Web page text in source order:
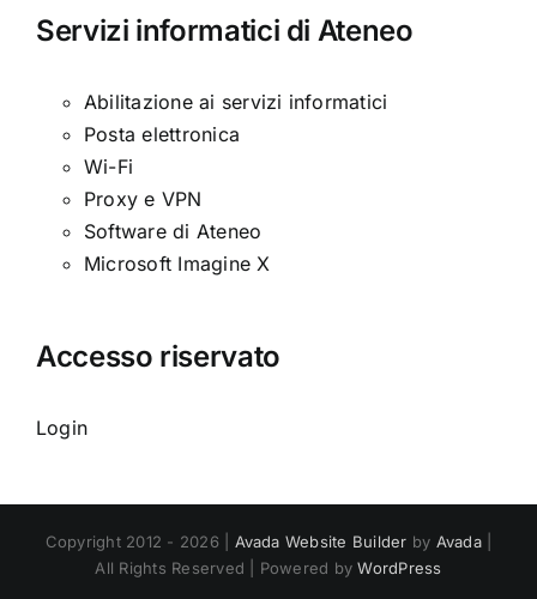
Servizi informatici di Ateneo
Abilitazione ai servizi informatici
Posta elettronica
Wi-Fi
Proxy e VPN
Software di Ateneo
Microsoft Imagine X
Accesso riservato
Login
Copyright 2012 - 2026 | Avada Website Builder by Avada|
All Rights Reserved | Powered byWordPress